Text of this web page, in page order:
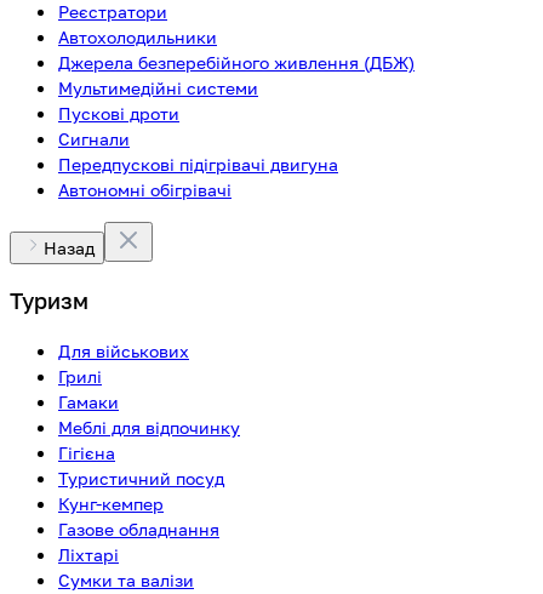
Реєстратори
Автохолодильники
Джерела безперебійного живлення (ДБЖ)
Мультимедійні системи
Пускові дроти
Сигнали
Передпускові підігрівачі двигуна
Автономні обігрівачі
Назад
Туризм
Для військових
Грилі
Гамаки
Меблі для відпочинку
Гігієна
Туристичний посуд
Кунг-кемпер
Газове обладнання
Ліхтарі
Сумки та валізи